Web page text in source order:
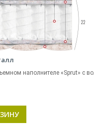
наполнителе «Sprut» с